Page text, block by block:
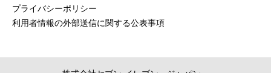
プライバシーポリシー
利用者情報の外部送信に関する公表事項